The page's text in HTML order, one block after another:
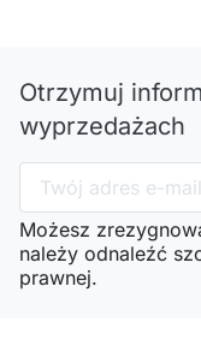
Otrzymuj
wyprzedażach
Możesz
należy odnaleźć
prawnej.